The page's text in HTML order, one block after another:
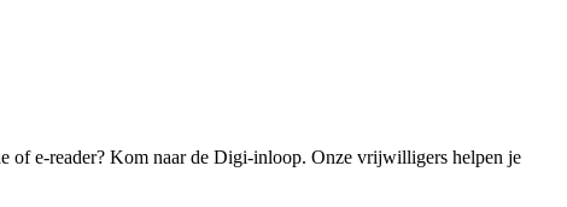
of e-reader? Kom naar de Digi-inloop. Onze vrijwilligers helpen je